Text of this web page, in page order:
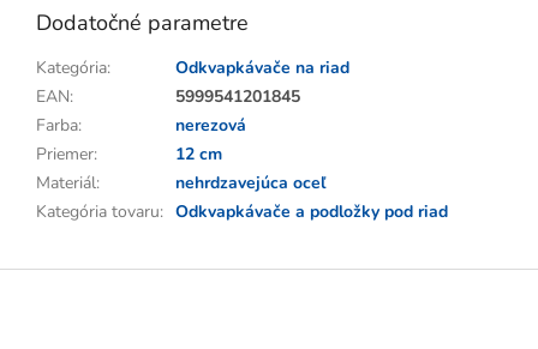
Dodatočné parametre
Kategória:
Odkvapkávače na riad
EAN:
5999541201845
Farba:
nerezová
Priemer:
12 cm
Materiál:
nehrdzavejúca oceľ
Kategória tovaru: Odkvapkávače a podložky pod riad
Z